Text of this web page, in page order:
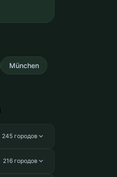
München
245 городов
216 городов